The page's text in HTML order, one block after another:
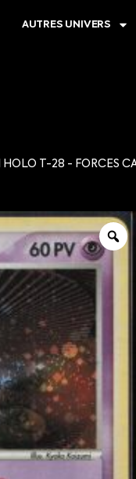
AUTRES UNIVERS
HOLO T-28 - FORCES